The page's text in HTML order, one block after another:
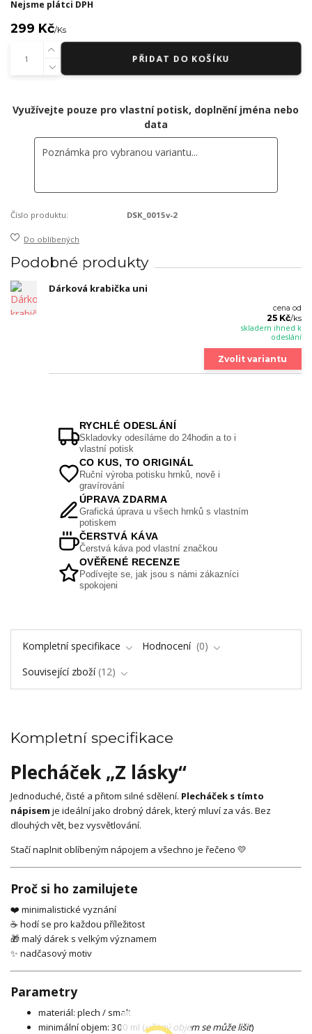
Nejsme plátci DPH
299 Kč/Ks
PŘIDAT DO KOŠÍKU
Využívejte pouze pro vlastní potisk, doplnění jména nebo
data
Číslo produktu: DSK_0015v-2
Do oblíbených
Podobné produkty
Dárková krabička uni
cena od
25 Kč/ks
skladem ihned k
odeslání
Zvolit variantu
RYCHLÉ ODESLÁNÍ
Skladovky odesíláme do 24hodin a to i
vlastní potisk
CO KUS, TO ORIGINÁL
Ruční výroba potisku hrnků, nově i
gravírování
ÚPRAVA ZDARMA
Grafická úprava u všech hrnků s vlastním
potiskem
ČERSTVÁ KÁVA
Čerstvá káva pod vlastní značkou
OVĚŘENÉ RECENZE
Podívejte se, jak jsou s námi zákazníci
spokojeni
Kompletní specifikace Hodnocení
0
Související zboží 12
Kompletní specifikace
Plecháček „Z lásky“
Jednoduché, čisté a přitom silné sdělení. Plecháček s tímto
nápisem je ideální jako drobný dárek, který mluví za vás. Bez
dlouhých vět, bez vysvětlování.
Stačí naplnit oblíbeným nápojem a všechno je řečeno 💛
Proč si ho zamilujete
❤️ minimalistické vyznání
☕ hodí se pro každou příležitost
🎁 malý dárek s velkým významem
✨ nadčasový motiv
Parametry
materiál: plech / smalt
minimální objem: 300 ml (užitný objem se může lišit)